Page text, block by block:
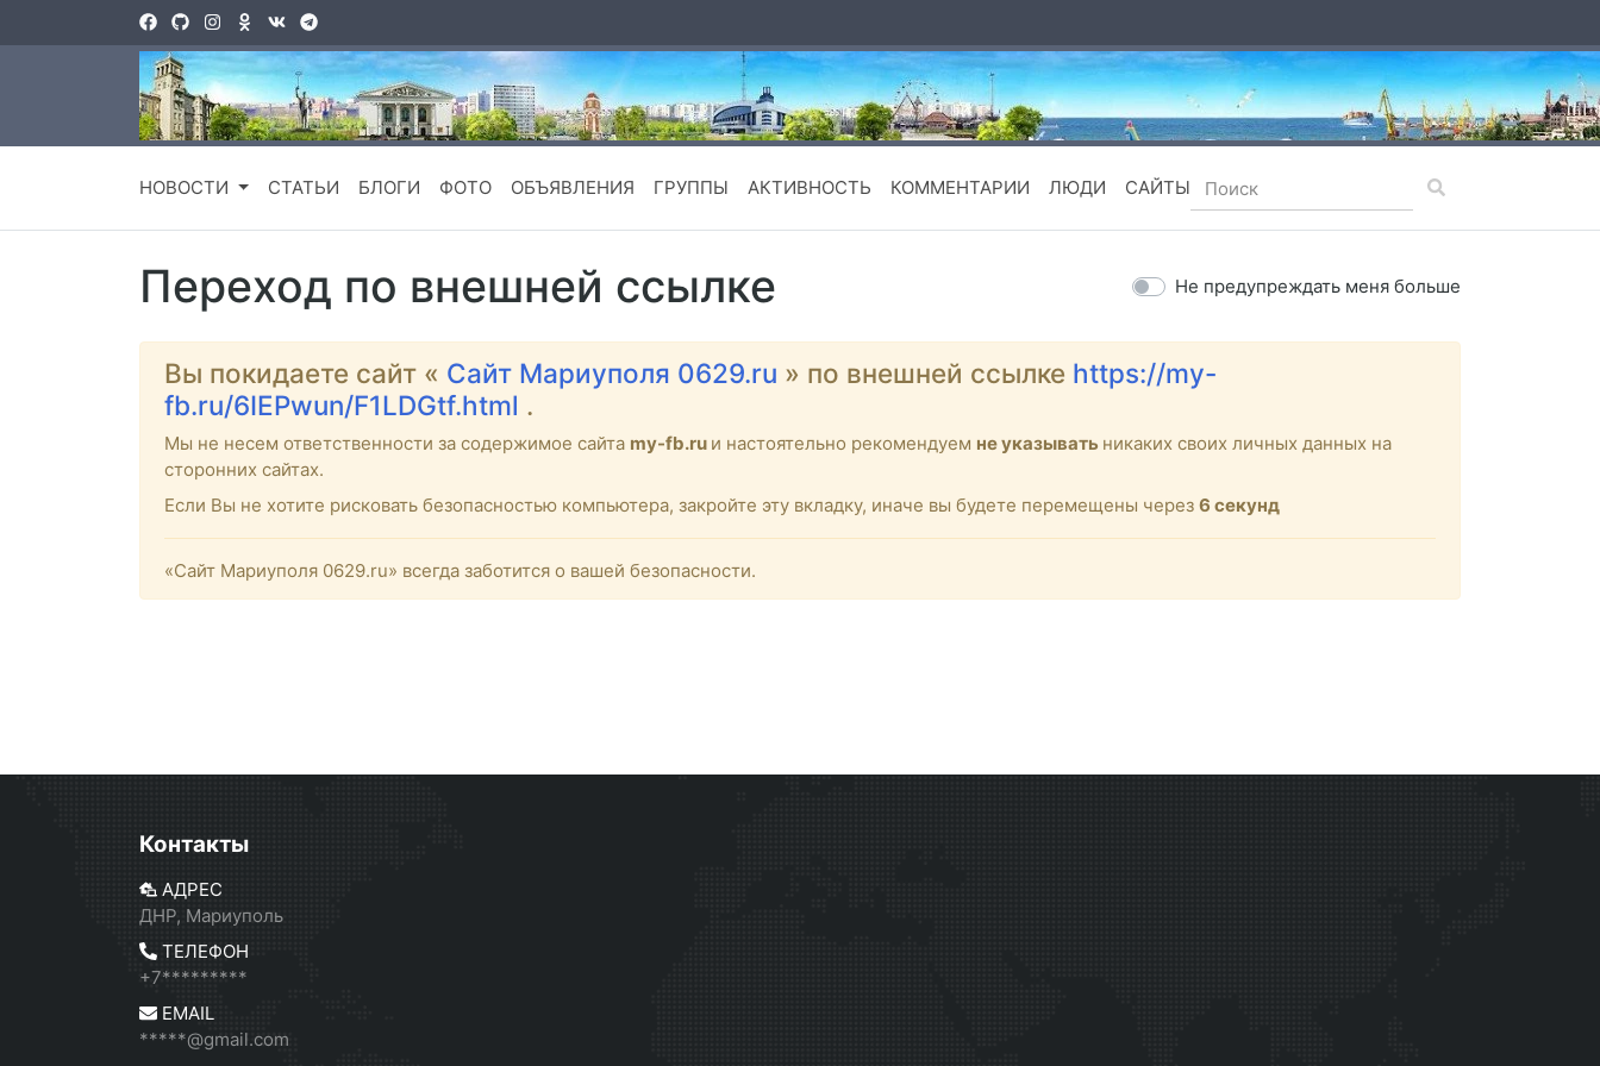
НОВОСТИ СТАТЬИ БЛОГИ ФОТО ОБЪЯВЛЕНИЯ ГРУППЫ АКТИВНОСТЬ КОММЕНТАРИИ ЛЮДИ САЙТЫ
Переход по внешней ссылке Не предупреждать меня больше
Вы покидаете сайт « Сайт Мариуполя 0629.ru » по внешней ссылке https://my-
fb.ru/6IEPwun/F1LDGtf.html .
Мы не несем ответственности за содержимое сайта my-fb.ru и настоятельно рекомендуем не указывать никаких своих личных данных на
сторонних сайтах.
Если Вы не хотите рисковать безопасностью компьютера, закройте эту вкладку, иначе вы будете перемещены через 6 секунд
«Сайт Мариуполя 0629.ru» всегда заботится о вашей безопасности.
Контакты
АДРЕС
ДНР, Мариуполь
ТЕЛЕФОН
+7*********
EMAIL
*****@gmail.com